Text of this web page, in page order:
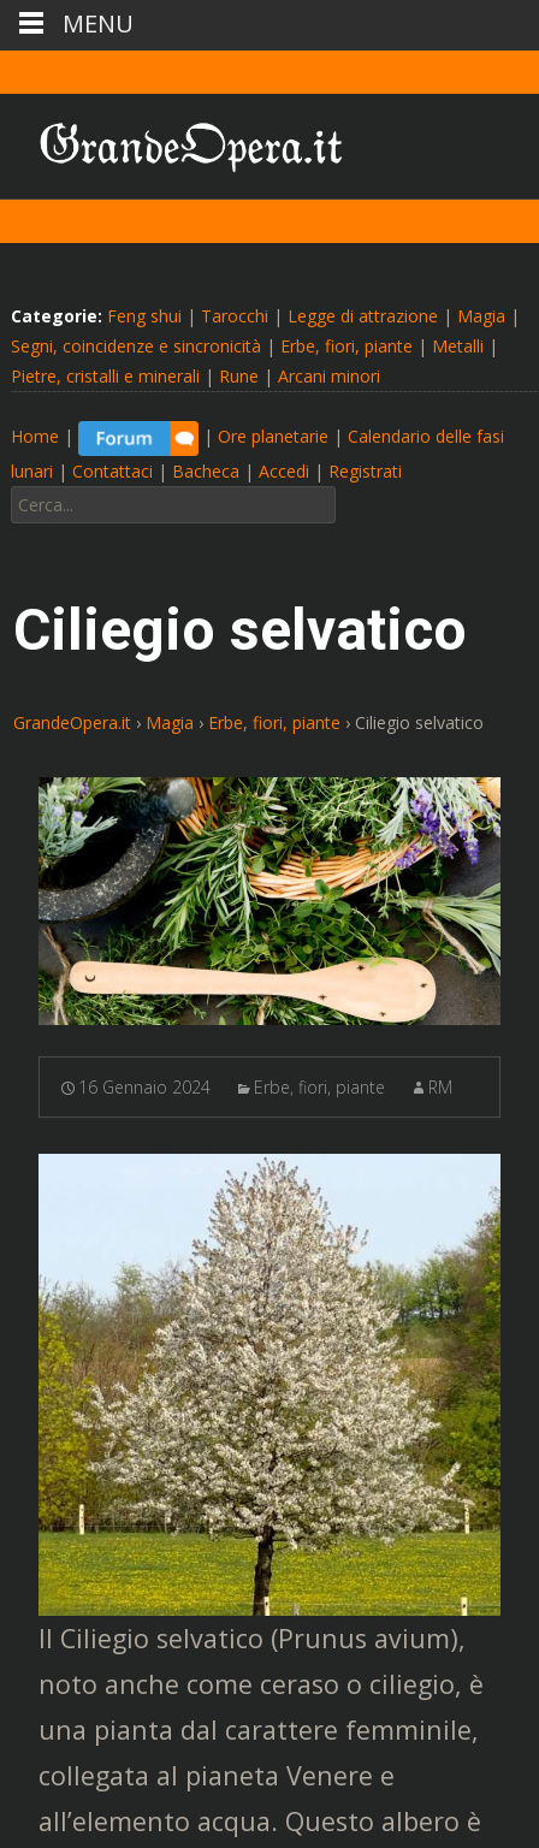
Categorie: Feng shui | Tarocchi | Legge di attrazione | Magia |
Segni, coincidenze e sincronicità | Erbe, fiori, piante | Metalli |
Pietre, cristalli e minerali | Rune | Arcani minori
Home | | Ore planetarie | Calendario delle fasi
lunari | Contattaci | Bacheca | Accedi | Registrati
Cerca:
Ciliegio selvatico
GrandeOpera.it › Magia › Erbe, fiori, piante › Ciliegio selvatico
16 Gennaio 2024 Erbe, fiori, piante RM
Il Ciliegio selvatico (Prunus avium),
noto anche come ceraso o ciliegio, è
una pianta dal carattere femminile,
collegata al pianeta Venere e
all’elemento acqua. Questo albero è
MENU